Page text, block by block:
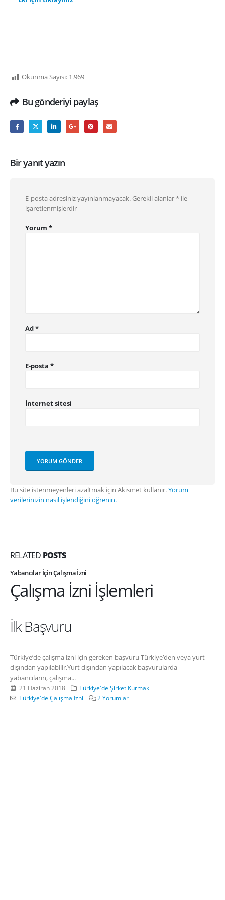
Okunma Sayısı: 1.969
Bu gönderiyi paylaş
Bir yanıt yazın
E-posta adresiniz yayınlanmayacak. Gerekli alanlar* ile
işaretlenmişlerdir
Yorum *
Ad*
E-posta *
İnternet sitesi
Bu site istenmeyenleri azaltmak için Akismet kullanır.Yorum
verilerinizin nasıl işlendiğini öğrenin.
RELATED POSTS
Yabancılar İçin Çalışma İzni
Çalışma İzni İşlemleri
İlk Başvuru
Türkiye’de çalışma izni için gereken başvuru Türkiye’den veya yurt
dışından yapılabilir.Yurt dışından yapılacak başvurularda
yabancıların, çalışma...
21 Haziran 2018
Türkiye'de Şirket Kurmak
Türkiye'de Çalışma İzni
2 Yorumlar